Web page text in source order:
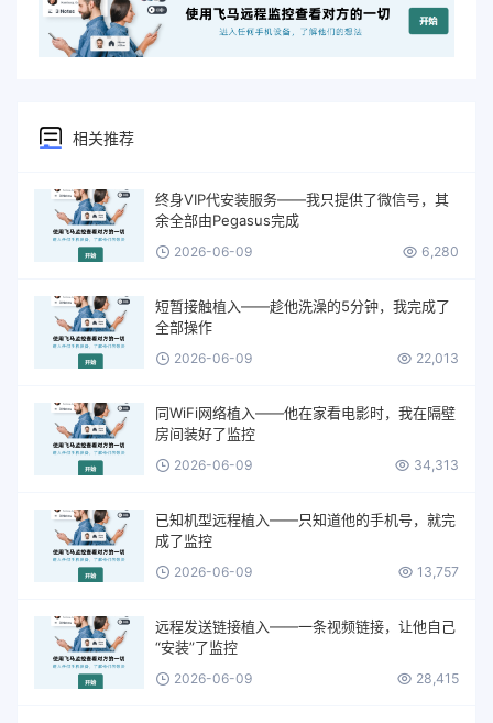
相关推荐
终身VIP代安装服务——我只提供了微信号，其
余全部由Pegasus完成
2026-06-09 6,280
短暂接触植入——趁他洗澡的5分钟，我完成了
全部操作
2026-06-09 22,013
同WiFi网络植入——他在家看电影时，我在隔壁
房间装好了监控
2026-06-09 34,313
已知机型远程植入——只知道他的手机号，就完
成了监控
2026-06-09 13,757
远程发送链接植入——一条视频链接，让他自己
“安装”了监控
2026-06-09 28,415